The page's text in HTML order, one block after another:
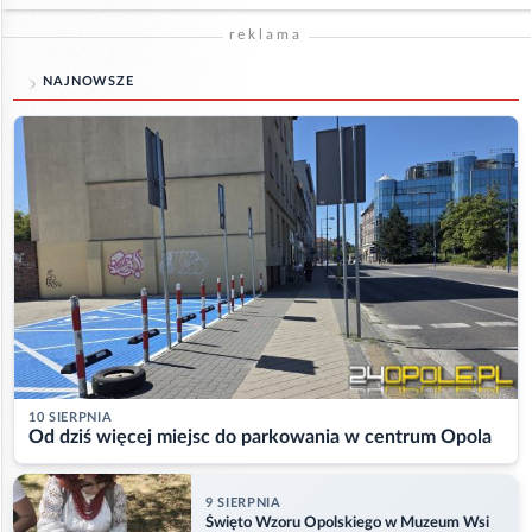
reklama
NAJNOWSZE
10 SIERPNIA
Od dziś więcej miejsc do parkowania w centrum Opola
9 SIERPNIA
Święto Wzoru Opolskiego w Muzeum Wsi